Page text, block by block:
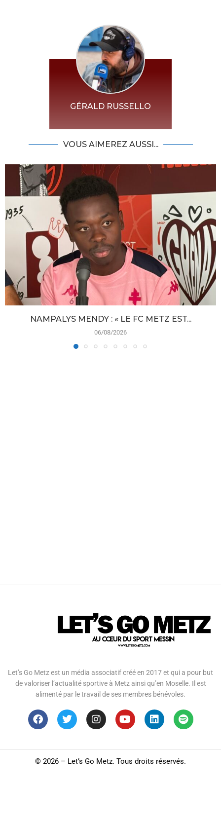
GÉRALD RUSSELLO
VOUS AIMEREZ AUSSI...
NAMPALYS MENDY : « LE FC METZ EST...
06/08/2026
Let’s Go Metz est un média associatif créé en 2017 et qui a pour but
de valoriser l’actualité sportive à Metz ainsi qu’en Moselle. Il est
alimenté par le travail de ses membres bénévoles.
© 2026 – Let’s Go Metz. Tous droits réservés.